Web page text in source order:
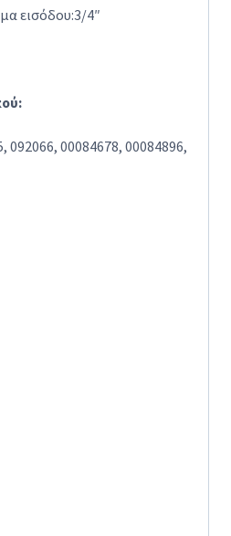
εισόδου:3/4″
092066, 00084678, 00084896,